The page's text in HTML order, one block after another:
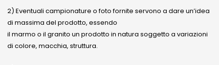
2) Eventuali campionature o foto fornite servono a dare un’idea
di massima del prodotto, essendo
il marmo o il granito un prodotto in natura soggetto a variazioni
di colore, macchia, struttura.